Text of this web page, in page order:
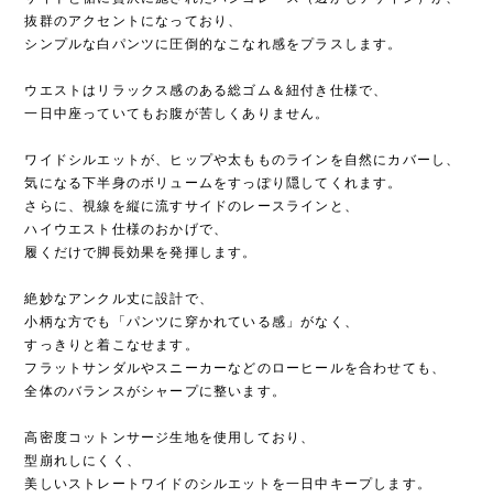
抜群のアクセントになっており、
シンプルな白パンツに圧倒的なこなれ感をプラスします。
ウエストはリラックス感のある総ゴム＆紐付き仕様で、
一日中座っていてもお腹が苦しくありません。
ワイドシルエットが、ヒップや太もものラインを自然にカバーし、
気になる下半身のボリュームをすっぽり隠してくれます。
さらに、視線を縦に流すサイドのレースラインと、
ハイウエスト仕様のおかげで、
履くだけで脚長効果を発揮します。
絶妙なアンクル丈に設計で、
小柄な方でも「パンツに穿かれている感」がなく、
すっきりと着こなせます。
フラットサンダルやスニーカーなどのローヒールを合わせても、
全体のバランスがシャープに整います。
高密度コットンサージ生地を使用しており、
型崩れしにくく、
美しいストレートワイドのシルエットを一日中キープします。